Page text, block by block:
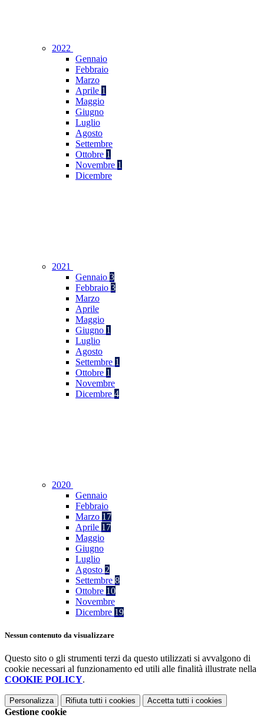
2022
Gennaio
Febbraio
Marzo
Aprile 1
Maggio
Giugno
Luglio
Agosto
Settembre
Ottobre 1
Novembre 1
Dicembre
2021
Gennaio 3
Febbraio 3
Marzo
Aprile
Maggio
Giugno 1
Luglio
Agosto
Settembre 1
Ottobre 1
Novembre
Dicembre 4
2020
Gennaio
Febbraio
Marzo 17
Aprile 17
Maggio
Giugno
Luglio
Agosto 2
Settembre 8
Ottobre 10
Novembre
Dicembre 19
Nessun contenuto da visualizzare
Questo sito o gli strumenti terzi da questo utilizzati si avvalgono di
cookie necessari al funzionamento ed utili alle finalità illustrate nella
COOKIE POLICY.
Personalizza Rifiuta tutti i cookies Accetta tutti i cookies
Gestione cookie